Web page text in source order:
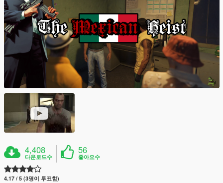
4,408
다운로드수
56
좋아요수
4.17 / 5 (3명이 투표함)